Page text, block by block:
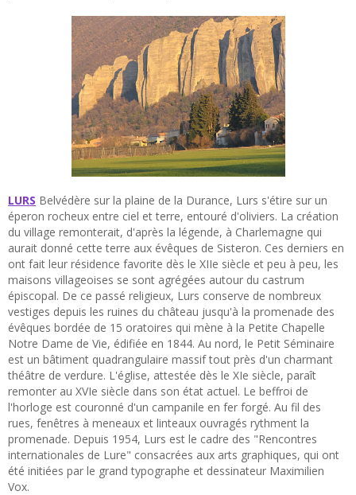
LURS Belvédère sur la plaine de la Durance, Lurs s'étire sur un
éperon rocheux entre ciel et terre, entouré d'oliviers. La création
du village remonterait, d'après la légende, à Charlemagne qui
aurait donné cette terre aux évêques de Sisteron. Ces derniers en
ont fait leur résidence favorite dès le XIIe siècle et peu à peu, les
maisons villageoises se sont agrégées autour du castrum
épiscopal. De ce passé religieux, Lurs conserve de nombreux
vestiges depuis les ruines du château jusqu'à la promenade des
évêques bordée de 15 oratoires qui mène à la Petite Chapelle
Notre Dame de Vie, édifiée en 1844. Au nord, le Petit Séminaire
est un bâtiment quadrangulaire massif tout près d'un charmant
théâtre de verdure. L'église, attestée dès le XIe siècle, paraît
remonter au XVIe siècle dans son état actuel. Le beffroi de
l'horloge est couronné d'un campanile en fer forgé. Au fil des
rues, fenêtres à meneaux et linteaux ouvragés rythment la
promenade. Depuis 1954, Lurs est le cadre des "Rencontres
internationales de Lure" consacrées aux arts graphiques, qui ont
été initiées par le grand typographe et dessinateur Maximilien
Vox.